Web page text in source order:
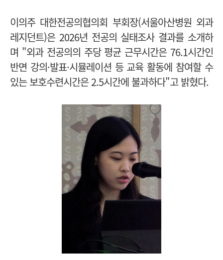
이의주 대한전공의협의회 부회장(서울아산병원 외과
레지던트)은 2026년 전공의 실태조사 결과를 소개하
며 "외과 전공의의 주당 평균 근무시간은 76.1시간인
반면 강의·발표·시뮬레이션 등 교육 활동에 참여할 수
있는 보호수련시간은 2.5시간에 불과하다"고 밝혔다.